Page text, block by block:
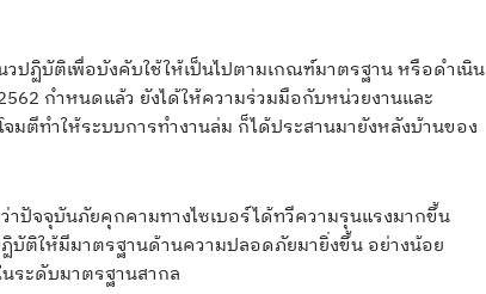
ปฏิบัติเพื่อบังคับใช้ให้เป็นไปตามเกณฑ์มาตรฐาน หรือดำเนิน
กำหนดแล้ว ยังได้ให้ความร่วมมือกับหน่วยงานและ
มตีทำให้ระบบการทำงานล่ม ก็ได้ประสานมายังหลังบ้านของ
ปัจจุบันภัยคุกคามทางไซเบอร์ได้ทวีความรุนแรงมากขึ้น
บัติให้มีมาตรฐานด้านความปลอดภัยมายิ่งขึ้น อย่างน้อย
ระดับมาตรฐานสากล